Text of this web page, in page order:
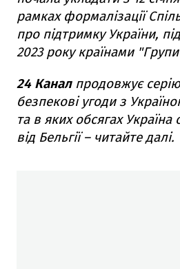
рамках формалізації
про підтримку України,
2023 року країнами
24 Каналпродовжує
безпекові угоди з
та в яких обсягах Україна
від Бельгії – читайте далі.